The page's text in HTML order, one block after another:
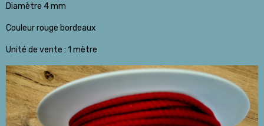
Diamètre 4 mm
Couleur rouge bordeaux
Unité de vente : 1 mètre